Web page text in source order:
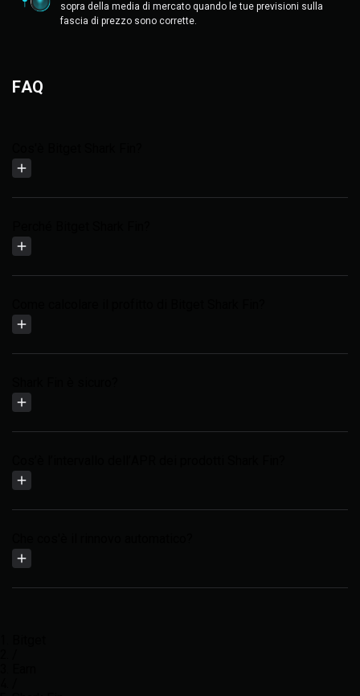
sopra della media di mercato quando le tue previsioni sulla
fascia di prezzo sono corrette.
FAQ